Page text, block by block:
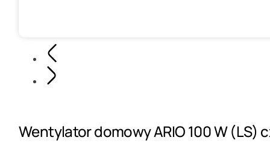
Wentylator domowy ARIO 100 W (LS)